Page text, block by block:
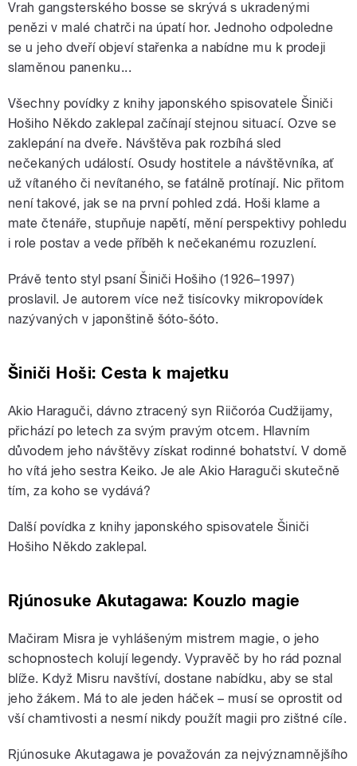
Vrah gangsterského bosse se skrývá s ukradenými
penězi v malé chatrči na úpatí hor. Jednoho odpoledne
se u jeho dveří objeví stařenka a nabídne mu k prodeji
slaměnou panenku...
Všechny povídky z knihy japonského spisovatele Šiniči
Hošiho Někdo zaklepal začínají stejnou situací. Ozve se
zaklepání na dveře. Návštěva pak rozbíhá sled
nečekaných událostí. Osudy hostitele a návštěvníka, ať
už vítaného či nevítaného, se fatálně protínají. Nic přitom
není takové, jak se na první pohled zdá. Hoši klame a
mate čtenáře, stupňuje napětí, mění perspektivy pohledu
i role postav a vede příběh k nečekanému rozuzlení.
Právě tento styl psaní Šiniči Hošiho (1926–1997)
proslavil. Je autorem více než tisícovky mikropovídek
nazývaných v japonštině šóto-šóto.
Šiniči Hoši: Cesta k majetku
Akio Haraguči, dávno ztracený syn Riičoróa Cudžijamy,
přichází po letech za svým pravým otcem. Hlavním
důvodem jeho návštěvy získat rodinné bohatství. V domě
ho vítá jeho sestra Keiko. Je ale Akio Haraguči skutečně
tím, za koho se vydává?
Další povídka z knihy japonského spisovatele Šiniči
Hošiho Někdo zaklepal.
Rjúnosuke Akutagawa: Kouzlo magie
Mačiram Misra je vyhlášeným mistrem magie, o jeho
schopnostech kolují legendy. Vypravěč by ho rád poznal
blíže. Když Misru navštíví, dostane nabídku, aby se stal
jeho žákem. Má to ale jeden háček – musí se oprostit od
vší chamtivosti a nesmí nikdy použít magii pro zištné cíle.
Rjúnosuke Akutagawa je považován za nejvýznamnějšího